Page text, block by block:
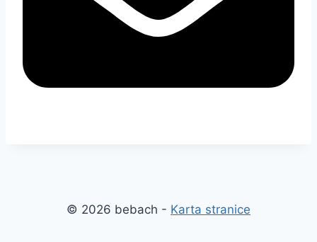
© 2026 bebach - Karta stranice